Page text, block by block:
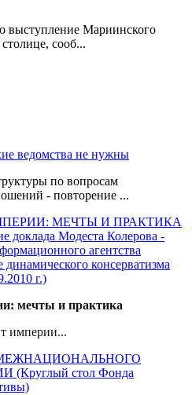
выступление Мариинского
сооб...
ведомства не нужны
по вопросам
- повторение ...
МЕЧТЫ И ПРАКТИКА
доклада Модеста Колерова -
агентства
консерватизма
г.)
мечты и практика
империи...
стол Фонда